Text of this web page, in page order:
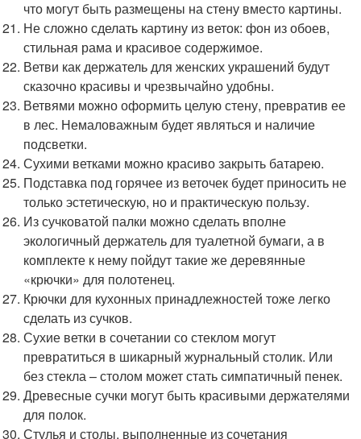
что могут быть размещены на стену вместо картины.
Не сложно сделать картину из веток: фон из обоев,
стильная рама и красивое содержимое.
Ветви как держатель для женских украшений будут
сказочно красивы и чрезвычайно удобны.
Ветвями можно оформить целую стену, превратив ее
в лес. Немаловажным будет являться и наличие
подсветки.
Сухими ветками можно красиво закрыть батарею.
Подставка под горячее из веточек будет приносить не
только эстетическую, но и практическую пользу.
Из сучковатой палки можно сделать вполне
экологичный держатель для туалетной бумаги, а в
комплекте к нему пойдут такие же деревянные
«крючки» для полотенец.
Крючки для кухонных принадлежностей тоже легко
сделать из сучков.
Сухие ветки в сочетании со стеклом могут
превратиться в шикарный журнальный столик. Или
без стекла – столом может стать симпатичный пенек.
Древесные сучки могут быть красивыми держателями
для полок.
Стулья и столы, выполненные из сочетания